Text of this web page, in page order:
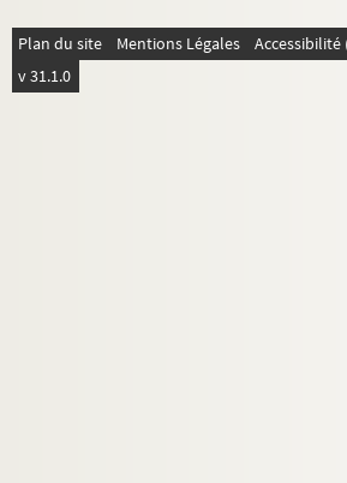
Plan du site Mentions Légales
v 31.1.0